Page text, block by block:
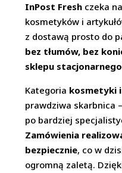
InPost Fresh czeka
kosmetyków i
z dostawą prosto do
bez tłumów, bez
sklepu stacjonarnego
Kategoria kosmetyki
prawdziwa skarbnica
po bardziej
Zamówienia
bezpiecznie, co w
ogromną zaletą.